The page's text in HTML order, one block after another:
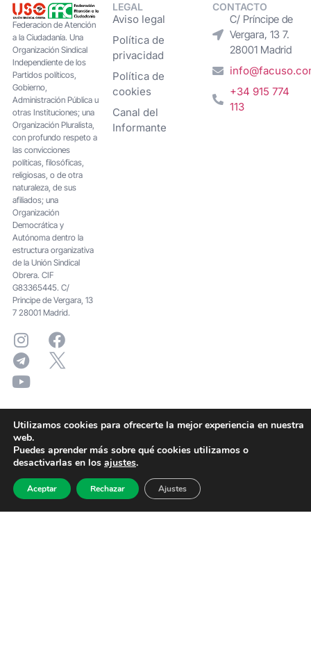
Federacion de Atención
a la Ciudadanía. Una
Organización Sindical
Independiente de los
Partidos políticos,
Gobierno,
Administración Pública u
otras Instituciones; una
Organización Pluralista,
con profundo respeto a
las convicciones
políticas, filosóficas,
religiosas, o de otra
naturaleza, de sus
afiliados; una
Organización
Democrática y
Autónoma dentro la
estructura organizativa
de la Unión Sindical
Obrera. CIF
G83365445. C/
Principe de Vergara, 13
7 28001 Madrid.
LEGAL
Aviso legal
Política de
privacidad
Política de
cookies
Canal del
Informante
CONTACTO
C/ Príncipe de
Vergara, 13 7.
28001 Madrid
+34 915 774
113
Utilizamos cookies para ofrecerte la mejor experiencia en nuestra
web.
Puedes aprender más sobre qué cookies utilizamos o
desactivarlas en los ajustes.
Aceptar Rechazar Ajustes